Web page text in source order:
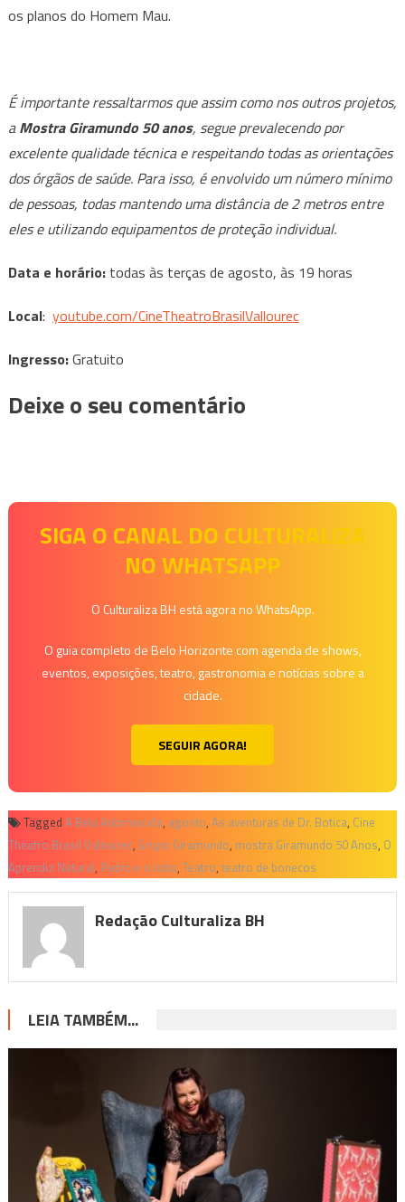
os planos do Homem Mau.
É importante ressaltarmos que assim como nos outros projetos,
aMostra Giramundo 50 anos, segue prevalecendo por
excelente qualidade técnica e respeitando todas as orientações
dos órgãos de saúde. Para isso, é envolvido um número mínimo
de pessoas, todas mantendo uma distância de 2 metros entre
eles e utilizando equipamentos de proteção individual.
Data e horário:todas às terças de agosto, às 19 horas
Local: youtube.com/CineTheatroBrasilVallourec
Ingresso:Gratuito
Deixe o seu comentário
SIGA O CANAL DO CULTURALIZA
NO WHATSAPP
O Culturaliza BH está agora no WhatsApp.
O guia completo de Belo Horizonte com agenda de shows,
eventos, exposições, teatro, gastronomia e notícias sobre a
cidade.
SEGUIR AGORA!
Tagged A Bela Adormecida, agosto, As aventuras de Dr. Botica, Cine
Theatro Brasil Vallourec, Grupo Giramundo, mostra Giramundo 50 Anos, O
Aprendiz Natural, Pedro e o lobo, Teatro, teatro de bonecos
Redação Culturaliza BH
LEIA TAMBÉM...